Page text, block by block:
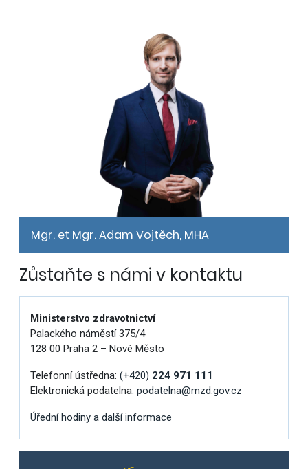
Mgr. et Mgr. Adam Vojtěch, MHA
Zůstaňte s námi v kontaktu
Ministerstvo zdravotnictví
Palackého náměstí 375/4
128 00 Praha 2 – Nové Město
Telefonní ústředna: (+420) 224 971 111
Elektronická podatelna: podatelna@mzd.gov.cz
Úřední hodiny a další informace